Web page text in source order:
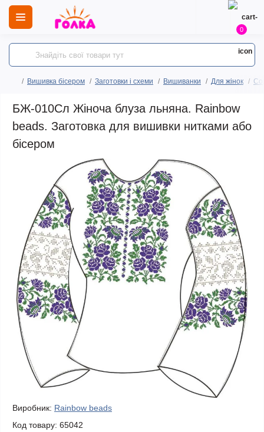
0
Вишивка бісером Заготовки і схеми Вишиванки Для жінок
БЖ-010Сл Жіноча блуза льняна. Rainbow
beads. Заготовка для вишивки нитками або
бісером
Виробник: Rainbow beads
Код товару: 65042